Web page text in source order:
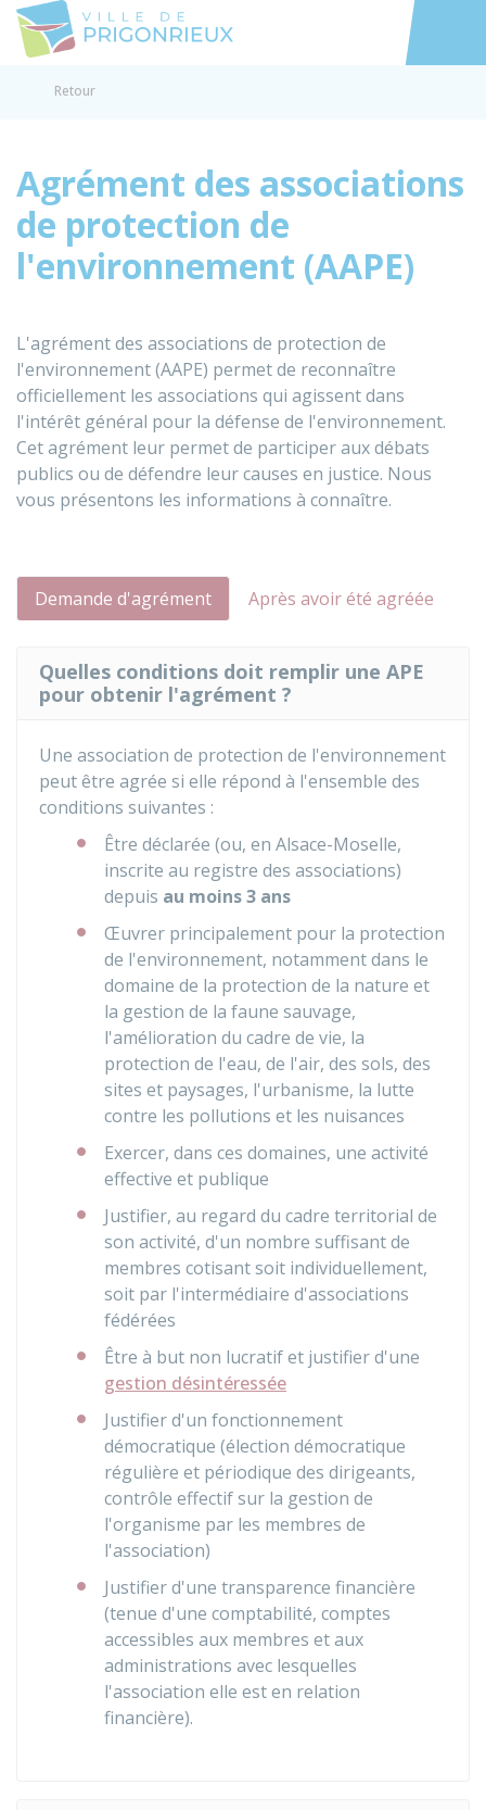
Accéder
Retour
Agrément des associations
de protection de
l'environnement (AAPE)
L'agrément des associations de protection de
l'environnement (AAPE) permet de reconnaître
officiellement les associations qui agissent dans
l'intérêt général pour la défense de l'environnement.
Cet agrément leur permet de participer aux débats
publics ou de défendre leur causes en justice. Nous
vous présentons les informations à connaître.
Demande d'agrément Après avoir été agréée
Quelles conditions doit remplir une APE
pour obtenir l'agrément ?
Une association de protection de l'environnement
peut être agrée si elle répond à l'ensemble des
conditions suivantes :
Être déclarée (ou, en Alsace-Moselle,
inscrite au registre des associations)
depuis au moins 3 ans
Œuvrer principalement pour la protection
de l'environnement, notamment dans le
domaine de la protection de la nature et
la gestion de la faune sauvage,
l'amélioration du cadre de vie, la
protection de l'eau, de l'air, des sols, des
sites et paysages, l'urbanisme, la lutte
contre les pollutions et les nuisances
Exercer, dans ces domaines, une activité
effective et publique
Justifier, au regard du cadre territorial de
son activité, d'un nombre suffisant de
membres cotisant soit individuellement,
soit par l'intermédiaire d'associations
fédérées
Être à but non lucratif et justifier d'une
gestion désintéressée
Justifier d'un fonctionnement
démocratique (élection démocratique
régulière et périodique des dirigeants,
contrôle effectif sur la gestion de
l'organisme par les membres de
l'association)
Justifier d'une transparence financière
(tenue d'une comptabilité, comptes
accessibles aux membres et aux
administrations avec lesquelles
l'association elle est en relation
financière).